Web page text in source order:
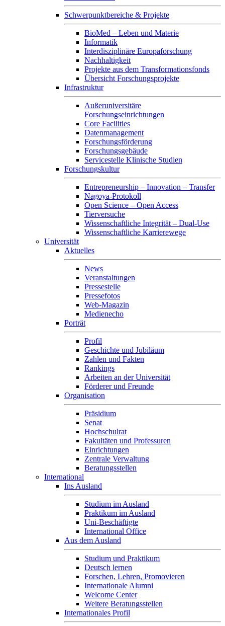
Schwerpunktbereiche & Projekte
BioMed – Leben und Materie
Informatik
Interdisziplinäre Europaforschung
Nachhaltigkeit
Projekte aus dem Transformationsfonds
Übersicht Forschungsprojekte
Infrastruktur
Außeruniversitäre
Forschungseinrichtungen
Core Facilities
Datenmanagement
Forschungsförderung
Forschungsgebäude
Servicestelle Klinische Studien
Forschungskultur
Entrepreneurship – Innovation – Transfer
Nagoya-Protokoll
Open Science – Open Access
Tierversuche
Wissenschaftliche Integrität – Dual-Use
Wissenschaftliche Karrierewege
Universität
Aktuelles
News
Veranstaltungen
Pressestelle
Pressefotos
Web-Magazin
Medienecho
Porträt
Profil
Geschichte und Jubiläum
Zahlen und Fakten
Rankings
Arbeiten an der Universität
Förderer und Freunde
Organisation
Präsidium
Senat
Hochschulrat
Fakultäten und Professuren
Einrichtungen
Zentrale Verwaltung
Beratungsstellen
International
Ins Ausland
Studium im Ausland
Praktikum im Ausland
Uni-Beschäftigte
International Office
Aus dem Ausland
Studium und Praktikum
Deutsch lernen
Forschen, Lehren, Promovieren
Internationale Alumni
Welcome Center
Weitere Beratungsstellen
Internationales Profil